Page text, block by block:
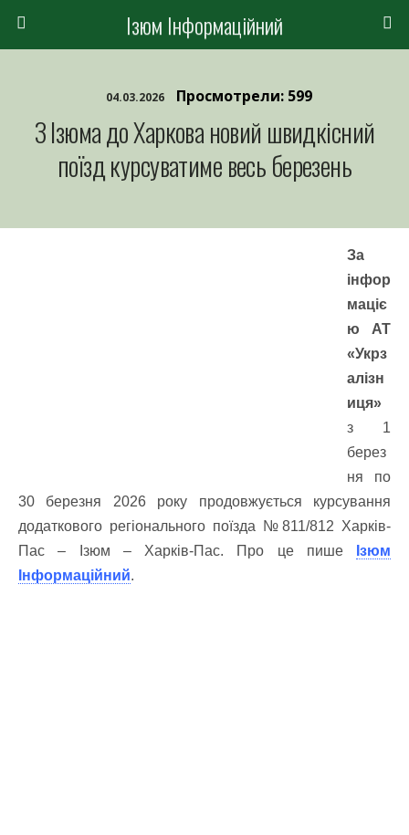
Ізюм Інформаційний
04.03.2026 Просмотрели: 599
З Ізюма до Харкова новий швидкісний
поїзд курсуватиме весь березень
За
інфор
маціє
ю АТ
«Укрз
алізн
иця»
з 1
берез
ня по
30 березня 2026 року продовжується курсування
додаткового регіонального поїзда №811/812 Харків-
Пас – Ізюм – Харків-Пас. Про це пише
Ізюм
Інформаційний.